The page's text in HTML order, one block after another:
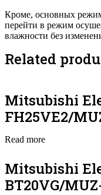
Кроме, основных
перейти в режим
влажности без
Related
Mitsubishi
FH25VE2/
Read more
Mitsubishi
BT20VG/